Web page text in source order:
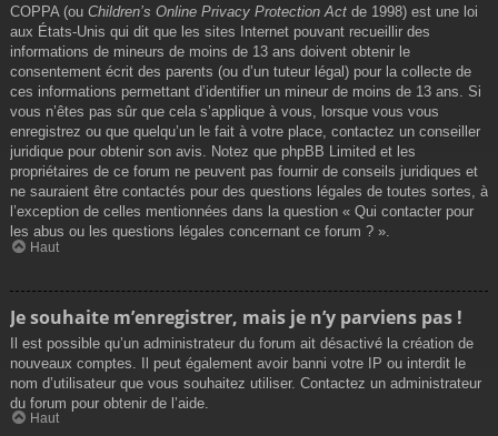
COPPA (ou Children’s Online Privacy Protection Act de 1998) est une loi
aux États-Unis qui dit que les sites Internet pouvant recueillir des
informations de mineurs de moins de 13 ans doivent obtenir le
consentement écrit des parents (ou d’un tuteur légal) pour la collecte de
ces informations permettant d’identifier un mineur de moins de 13 ans. Si
vous n’êtes pas sûr que cela s’applique à vous, lorsque vous vous
enregistrez ou que quelqu’un le fait à votre place, contactez un conseiller
juridique pour obtenir son avis. Notez que phpBB Limited et les
propriétaires de ce forum ne peuvent pas fournir de conseils juridiques et
ne sauraient être contactés pour des questions légales de toutes sortes, à
l’exception de celles mentionnées dans la question « Qui contacter pour
les abus ou les questions légales concernant ce forum ? ».
Haut
Je souhaite m’enregistrer, mais je n’y parviens pas !
Il est possible qu’un administrateur du forum ait désactivé la création de
nouveaux comptes. Il peut également avoir banni votre IP ou interdit le
nom d’utilisateur que vous souhaitez utiliser. Contactez un administrateur
du forum pour obtenir de l’aide.
Haut